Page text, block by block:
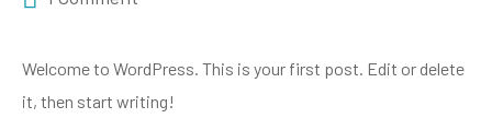
Welcome to WordPress. This is your first post. Edit or delete
it, then start writing!